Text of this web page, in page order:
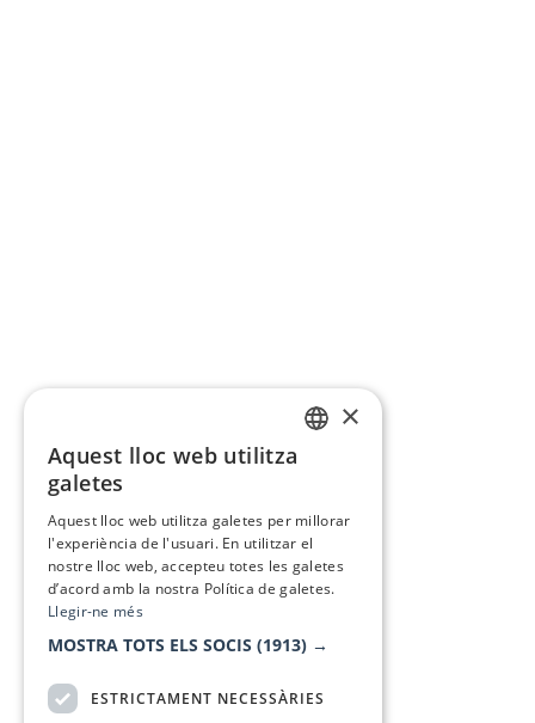
×
Aquest lloc web utilitza
galetes
Aquest lloc web utilitza galetes per millorar
l'experiència de l'usuari. En utilitzar el
nostre lloc web, accepteu totes les galetes
d’acord amb la nostra Política de galetes.
Llegir-ne més
MOSTRA TOTS ELS SOCIS (1913) →
ESTRICTAMENT NECESSÀRIES